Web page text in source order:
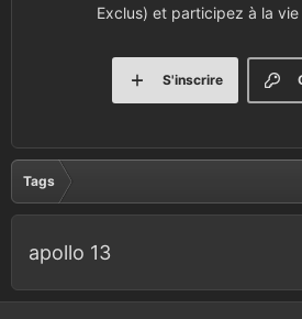
Exclus) et participez à la
S'inscrire
Tags
apollo 13